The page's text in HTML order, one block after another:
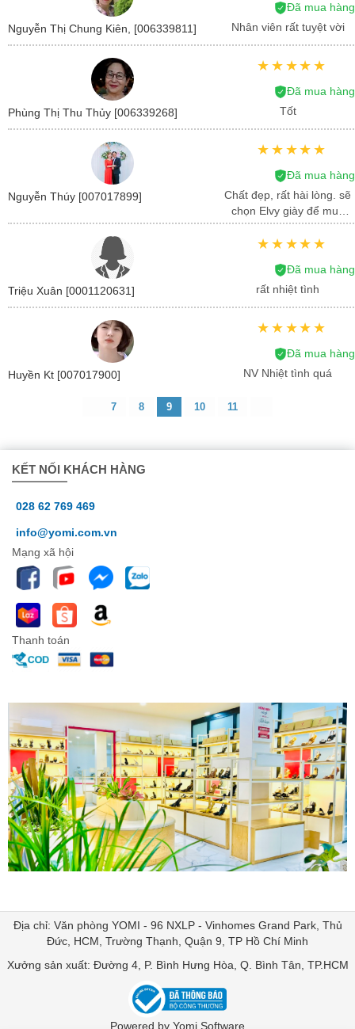
Nguyễn Thị Chung Kiên, [006339811]
Đã mua hàng
Nhân viên rất tuyệt vời
Phùng Thị Thu Thủy [006339268]
Đã mua hàng
Tốt
Nguyễn Thúy [007017899]
Đã mua hàng
Chất đẹp, rất hài lòng. sẽ
chọn Elvy giày để mua
tiếp lần sau
Triệu Xuân [0001120631]
Đã mua hàng
rất nhiệt tình
Huyền Kt [007017900]
Đã mua hàng
NV Nhiệt tình quá
7 8 9 10 11
KẾT NỐI KHÁCH HÀNG
028 62 769 469
info@yomi.com.vn
Mạng xã hội
Thanh toán
Địa chỉ: Văn phòng YOMI - 96 NXLP - Vinhomes Grand Park, Thủ
Đức, HCM, Trường Thạnh, Quận 9, TP Hồ Chí Minh
Xưởng sản xuất: Đường 4, P. Bình Hưng Hòa, Q. Bình Tân, TP.HCM
Powered by Yomi Software